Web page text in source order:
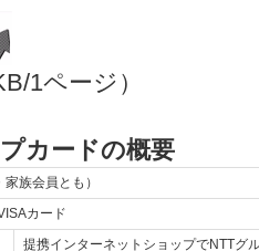
1ページ）
カードの概要
族会員とも）
カード
提携インターネットショップでNTTグ